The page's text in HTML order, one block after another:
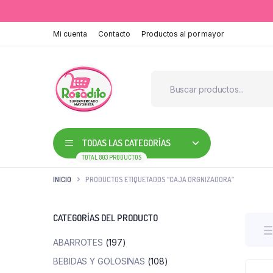
Mi cuenta Contacto Productos al por mayor
TODAS LAS CATEGORÍAS
TOTAL 803 PRODUCTOS
INICIO PRODUCTOS ETIQUETADOS “CAJA ORGNIZADORA”
CATEGORÍAS DEL PRODUCTO
ABARROTES (197)
BEBIDAS Y GOLOSINAS (108)